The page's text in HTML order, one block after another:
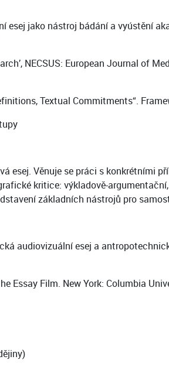
esej jako nástroj bádání a vyústění
NECSUS: European Journal of
Textual Commitments“.
esej. Věnuje se práci s konkrétními
kritice: výkladově-
základních nástrojů pro
audiovizuální esej a
Essay Film. New York: Columbia